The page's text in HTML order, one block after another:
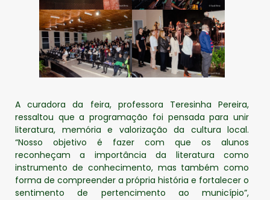
A curadora da feira, professora Teresinha Pereira,
ressaltou que a programação foi pensada para unir
literatura, memória e valorização da cultura local.
“Nosso objetivo é fazer com que os alunos
reconheçam a importância da literatura como
instrumento de conhecimento, mas também como
forma de compreender a própria história e fortalecer o
sentimento de pertencimento ao município”,